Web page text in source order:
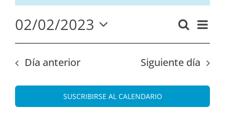
de
y
Buscar
de
Día
02/02/2023
Seleccionar
fecha.
Día anterior Siguiente día
SUSCRIBIRSE AL CALENDARIO